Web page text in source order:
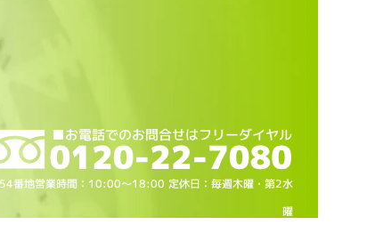
番地営業時間：10:00～18:00 定休日：毎週木曜・第2水
曜